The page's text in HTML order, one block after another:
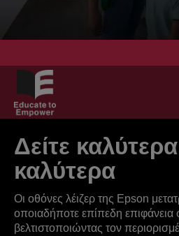
Δείτε
καλύτερα
Οι οθόνες λέιζερ της Epson
οποιαδήποτε επίπεδη επιφάνεια
βελτιστοποιώντας τον